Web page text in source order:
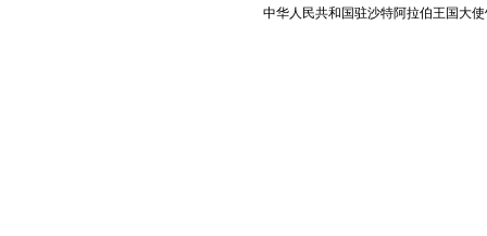
中华人民共和国驻沙特阿拉伯王国大使